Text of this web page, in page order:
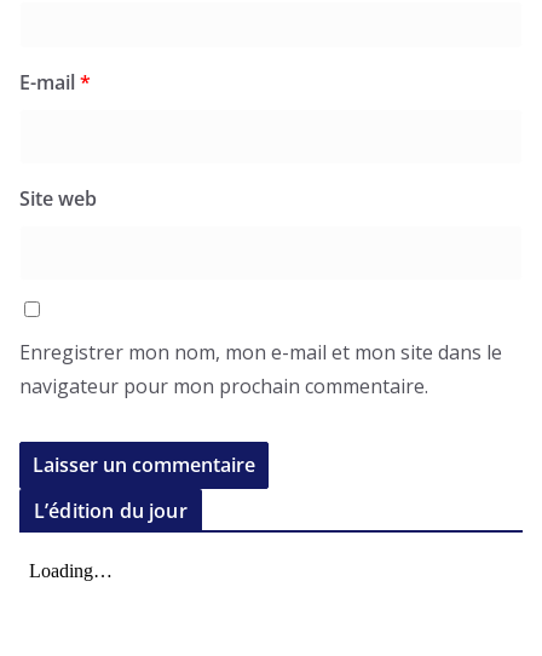
E-mail*
Site web
Enregistrer mon nom, mon e-mail et mon site dans le
navigateur pour mon prochain commentaire.
L’édition du jour